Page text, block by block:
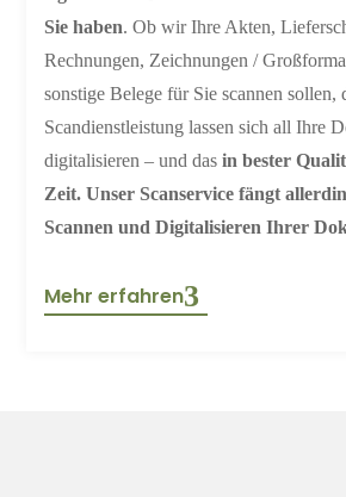
Sie haben. Ob wir Ihre Akten,
Rechnungen, Zeichnungen /
sonstige Belege für Sie scannen sollen,
Scandienstleistung lassen sich all Ihre
digitalisieren – und das in bester
Zeit. Unser Scanservice fängt
Scannen und Digitalisieren Ihrer
Mehr erfahren